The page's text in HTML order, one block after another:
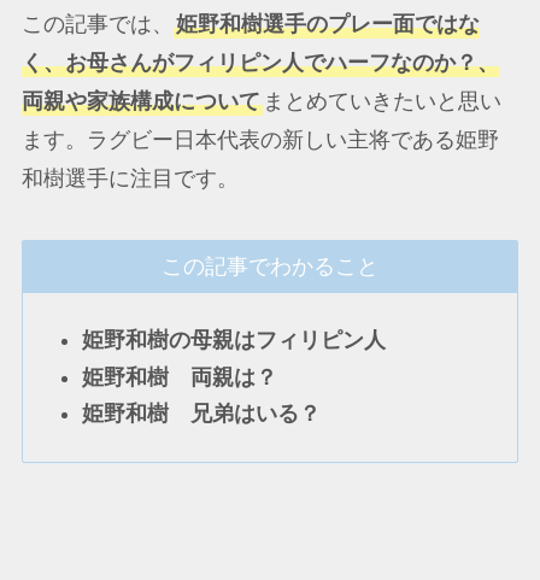
この記事では、 姫野和樹選手のプレー面ではな
く、お母さんがフィリピン人でハーフなのか？、
両親や家族構成についてまとめていきたいと思い
ます。ラグビー日本代表の新しい主将である姫野
和樹選手に注目です。
この記事でわかること
姫野和樹の母親はフィリピン人
姫野和樹 両親は？
姫野和樹 兄弟はいる？